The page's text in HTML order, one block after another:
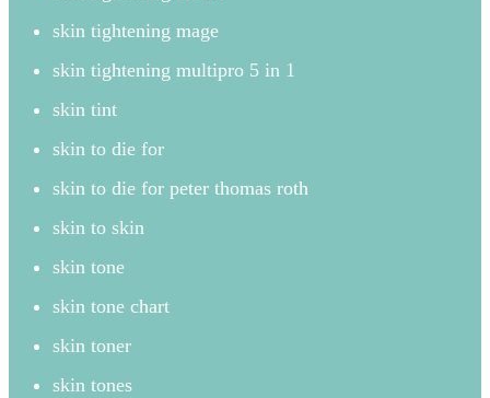
skin tightening mage
skin tightening multipro 5 in 1
skin tint
skin to die for
skin to die for peter thomas roth
skin to skin
skin tone
skin tone chart
skin toner
skin tones